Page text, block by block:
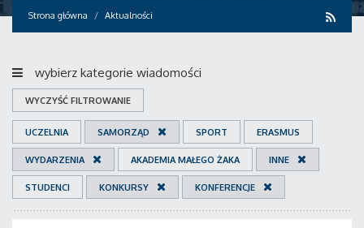
Strona główna Aktualności
wybierz kategorie wiadomości
WYCZYŚĆ FILTROWANIE
UCZELNIA SAMORZĄD SPORT ERASMUS
WYDARZENIA AKADEMIA MAŁEGO ŻAKA INNE
STUDENCI KONKURSY KONFERENCJE